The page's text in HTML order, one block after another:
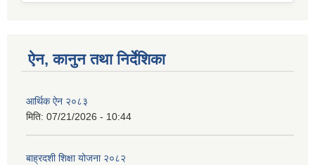
ऐन, कानुन तथा निर्देशिका
आर्थिक ऐन २०८३
मिति: 07/21/2026 - 10:44
बाह्रदशी शिक्षा योजना २०८२